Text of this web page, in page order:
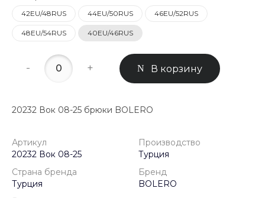
42EU/48RUS
44EU/50RUS 46EU/52RUS
48EU/54RUS 40EU/46RUS
- + В корзину
20232 Вок 08-25 брюки BOLERO
Артикул
20232 Вок 08-25
Производство
Турция
Страна бренда
Турция
Бренд
BOLERO